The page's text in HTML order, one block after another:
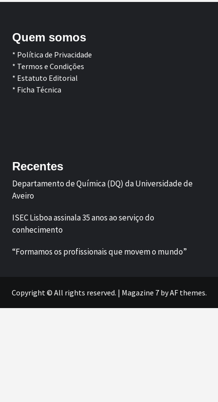
Quem somos
* Política de Privacidade
* Termos e Condições
* Estatuto Editorial
* Ficha Técnica
Recentes
Departamento de Química (DQ) da Universidade de
Aveiro
ISEC Lisboa assinala 35 anos ao serviço do
conhecimento
“Formamos os profissionais que movem o mundo”
Copyright © All rights reserved. | Magazine 7by AF themes.